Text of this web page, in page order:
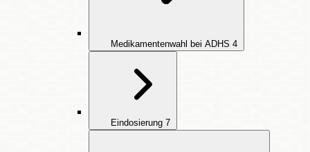
Medikamentenwahl bei ADHS 4
Eindosierung 7